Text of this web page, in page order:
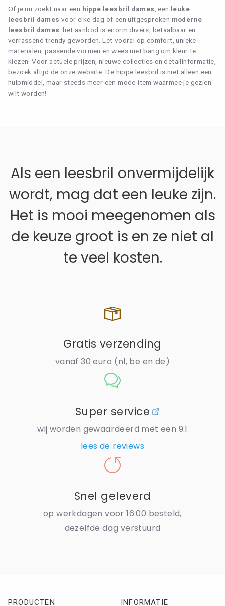
Of je nu zoekt naar een hippe leesbril dames , een leuke
leesbril dames voor elke dag of een uitgesproken moderne
leesbril dames: het aanbod is enorm divers, betaalbaar en
verrassend trendy geworden. Let vooral op comfort, unieke
materialen, passende vormen en wees niet bang om kleur te
kiezen. Voor actuele prijzen, nieuwe collecties en detailinformatie,
bezoek altijd de onze website. De hippe leesbril is niet alleen een
hulpmiddel, maar steeds meer een mode-item waarmee je gezien
wilt worden!
Als een leesbril onvermijdelijk
wordt, mag dat een leuke zijn.
Het is mooi meegenomen als
de keuze groot is en ze niet al
te veel kosten.
Gratis verzending
vanaf 30 euro (nl, be en de)
Super service
wij worden gewaardeerd met een 9.1
lees de reviews
Snel geleverd
op werkdagen voor 16:00 besteld,
dezelfde dag verstuurd
PRODUCTEN INFORMATIE